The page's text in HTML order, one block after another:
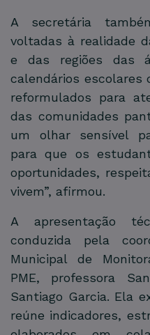
A secretária
voltadas à realidade
e das regiões das
calendários escolares
reformulados para
das comunidades
um olhar sensível
para que os
oportunidades,
vivem”, afirmou.
A apresentação
conduzida pela
Municipal de
PME, professora
Santiago Garcia. Ela
reúne indicadores,